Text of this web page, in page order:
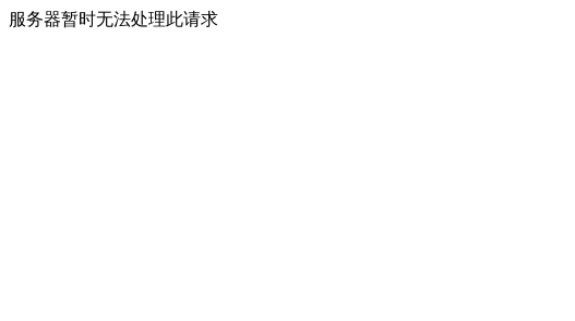
服务器暂时无法处理此请求